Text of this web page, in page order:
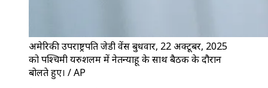
अमेरिकी उपराष्ट्रपति जेडी वेंस बुधवार, 22 अक्टूबर, 2025
को पश्चिमी यरुशलम में नेतन्याहू के साथ बैठक के दौरान
बोलते हुए। / AP